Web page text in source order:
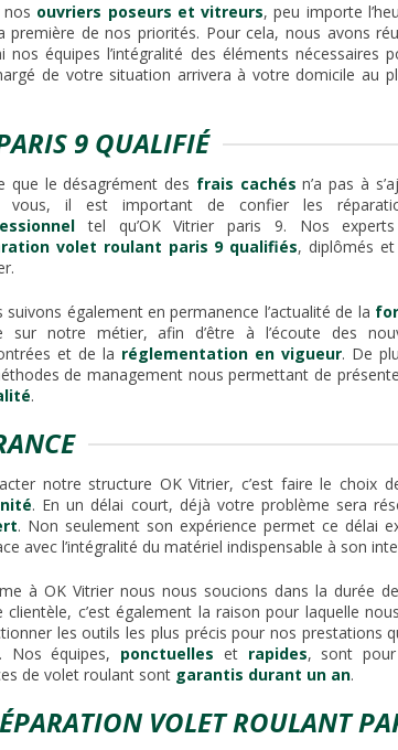
nos ouvriers poseurs et vitreurs, peu importe
première de nos priorités. Pour cela, nous avons
nos équipes l’intégralité des éléments nécessaires
de votre situation arrivera à votre domicile au
9 QUALIFIÉ
que le désagrément des frais cachés n’a pas à
vous, il est important de confier les
tel qu’OK Vitrier paris 9. Nos
volet roulant paris 9 qualifiés, diplômés
suivons également en permanence l’actualité de la
sur notre métier, afin d’être à l’écoute des
et de la réglementation en vigueur. De
de management nous permettant de
.
notre structure OK Vitrier, c’est faire le choix
. En un délai court, déjà votre problème sera
. Non seulement son expérience permet ce délai
avec l’intégralité du matériel indispensable à son
à OK Vitrier nous nous soucions dans la durée
clientèle, c’est également la raison pour laquelle
les outils les plus précis pour nos prestations
Nos équipes, ponctuelles et rapides, sont
de volet roulant sont garantis durant un an.
VOLET ROULANT